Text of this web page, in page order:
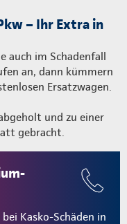
– Ihr Extra in
auch im Schadenfall
an, dann kümmern
Ersatzwagen.
und zu einer
gebracht.
Kasko-Schäden in